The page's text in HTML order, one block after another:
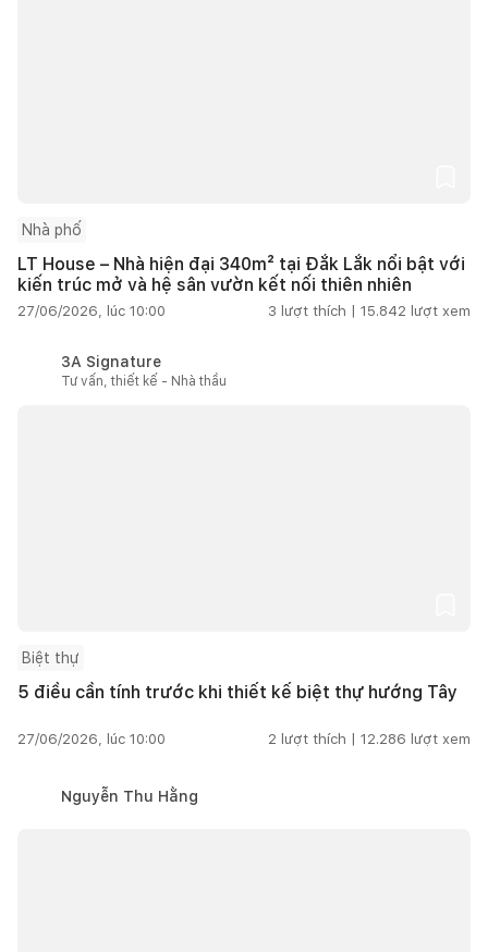
Nhà phố
LT House – Nhà hiện đại 340m² tại Đắk Lắk nổi bật với
kiến trúc mở và hệ sân vườn kết nối thiên nhiên
27/06/2026, lúc 10:00 3 lượt thích | 15.842 lượt xem
3A Signature
Tư vấn, thiết kế - Nhà thầu
Biệt thự
5 điều cần tính trước khi thiết kế biệt thự hướng Tây
27/06/2026, lúc 10:00 2 lượt thích | 12.286 lượt xem
Nguyễn Thu Hằng